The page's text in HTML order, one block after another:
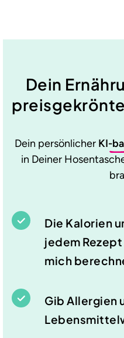
Dein
Dein persönlicher KI-
in Deiner
Die Kalorien
jedem
mich
Gib Allergien